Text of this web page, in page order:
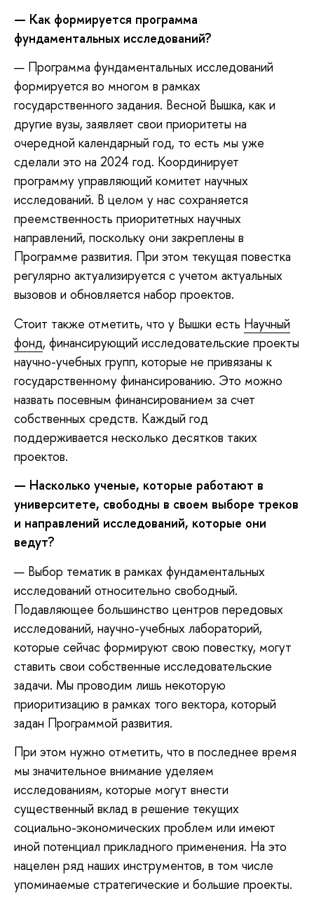
— Как формируется программа
фундаментальных исследований?
— Программа фундаментальных исследований
формируется во многом в рамках
государственного задания. Весной Вышка, как и
другие вузы, заявляет свои приоритеты на
очередной календарный год, то есть мы уже
сделали это на 2024 год. Координирует
программу управляющий комитет научных
исследований. В целом у нас сохраняется
преемственность приоритетных научных
направлений, поскольку они закреплены в
Программе развития. При этом текущая повестка
регулярно актуализируется с учетом актуальных
вызовов и обновляется набор проектов.
Стоит также отметить, что у Вышки есть Научный
фонд, финансирующий исследовательские проекты
научно-учебных групп, которые не привязаны к
государственному финансированию. Это можно
назвать посевным финансированием за счет
собственных средств. Каждый год
поддерживается несколько десятков таких
проектов.
— Насколько ученые, которые работают в
университете, свободны в своем выборе треков
и направлений исследований, которые они
ведут?
— Выбор тематик в рамках фундаментальных
исследований относительно свободный.
Подавляющее большинство центров передовых
исследований, научно-учебных лабораторий,
которые сейчас формируют свою повестку, могут
ставить свои собственные исследовательские
задачи. Мы проводим лишь некоторую
приоритизацию в рамках того вектора, который
задан Программой развития.
При этом нужно отметить, что в последнее время
мы значительное внимание уделяем
исследованиям, которые могут внести
существенный вклад в решение текущих
социально-экономических проблем или имеют
иной потенциал прикладного применения. На это
нацелен ряд наших инструментов, в том числе
упоминаемые стратегические и большие проекты.